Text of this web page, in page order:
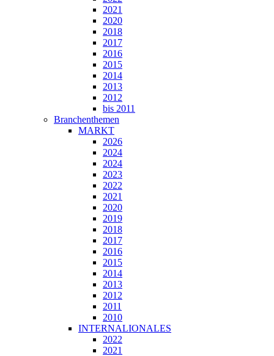
2021
2020
2018
2017
2016
2015
2014
2013
2012
bis 2011
Branchenthemen
MARKT
2026
2024
2024
2023
2022
2021
2020
2019
2018
2017
2016
2015
2014
2013
2012
2011
2010
INTERNALIONALES
2022
2021